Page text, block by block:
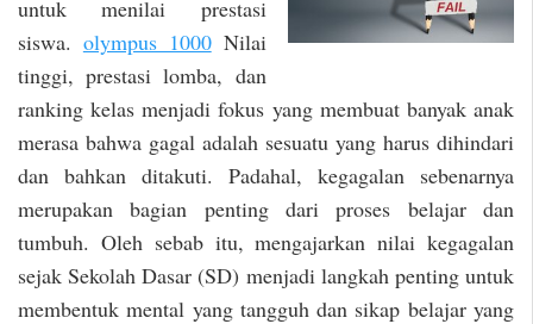
untuk menilai prestasi
siswa. olympus 1000Nilai
tinggi, prestasi lomba, dan
ranking kelas menjadi fokus yang membuat banyak anak
merasa bahwa gagal adalah sesuatu yang harus dihindari
dan bahkan ditakuti. Padahal, kegagalan sebenarnya
merupakan bagian penting dari proses belajar dan
tumbuh. Oleh sebab itu, mengajarkan nilai kegagalan
sejak Sekolah Dasar (SD) menjadi langkah penting untuk
membentuk mental yang tangguh dan sikap belajar yang